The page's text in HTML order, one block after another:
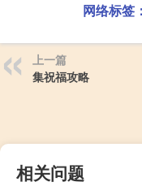
网络标签：
上一篇
集祝福攻略
相关问题